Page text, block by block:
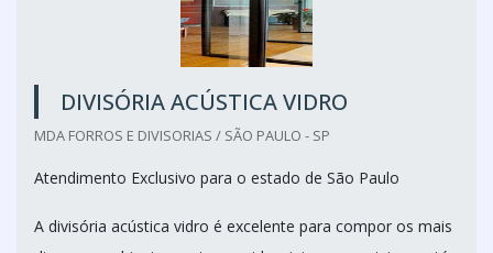
DIVISÓRIA ACÚSTICA VIDRO
MDA FORROS E DIVISORIAS / SÃO PAULO - SP
Atendimento Exclusivo para o estado de São Paulo
A divisória acústica vidro é excelente para compor os mais